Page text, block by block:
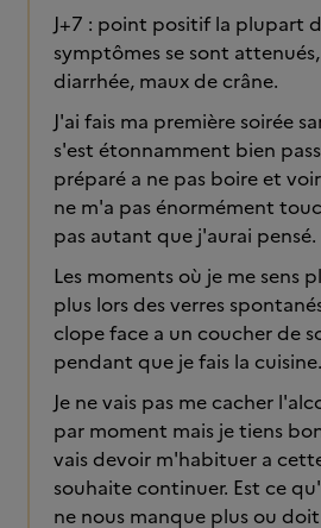
J+7 : point positif la plupart
symptômes se sont
diarrhée, maux de crâne.
J'ai fais ma première soirée
s'est étonnamment bien
préparé a ne pas boire et
ne m'a pas énormément
pas autant que j'aurai pensé.
Les moments où je me sens
plus lors des verres
clope face a un coucher de
pendant que je fais la cuisine.
Je ne vais pas me cacher
par moment mais je tiens
vais devoir m'habituer a
souhaite continuer. Est ce
ne nous manque plus ou